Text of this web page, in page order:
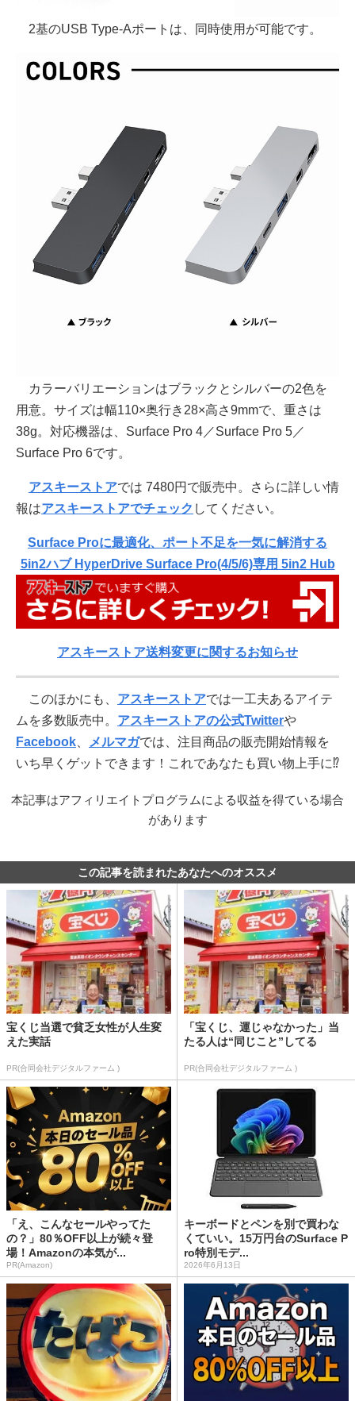
2基のUSB Type-Aポートは、同時使用が可能です。
カラーバリエーションはブラックとシルバーの2色を
用意。サイズは幅110×奥行き28×高さ9mmで、重さは
38g。対応機器は、Surface Pro 4／Surface Pro 5／
Surface Pro 6です。
アスキーストアでは 7480円で販売中。さらに詳しい情
報はアスキーストアでチェック してください。
Surface Proに最適化、ポート不足を一気に解消する
5in2ハブ HyperDrive Surface Pro(4/5/6)専用 5in2 Hub
アスキーストア送料変更に関するお知らせ
このほかにも、 アスキーストアでは一工夫あるアイテ
ムを多数販売中。 アスキーストアの公式Twitterや
Facebook
メルマガでは、注目商品の販売開始情報を
いち早くゲットできます！これであなたも買い物上手に⁉
本記事はアフィリエイトプログラムによる収益を得ている場合
があります
この記事を読まれたあなたへのオススメ
宝くじ当選で貧乏女性が人生変
えた実話
PR(合同会社デジタルファーム )
「宝くじ、運じゃなかった」当
たる人は“同じこと”してる
PR(合同会社デジタルファーム )
「え、こんなセールやってた
の？」80％OFF以上が続々登
場！Amazonの本気が...
PR(Amazon)
キーボードとペンを別で買わな
くていい。15万円台のSurface P
ro特別モデ...
2026年6月13日